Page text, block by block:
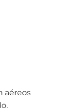
aéreos